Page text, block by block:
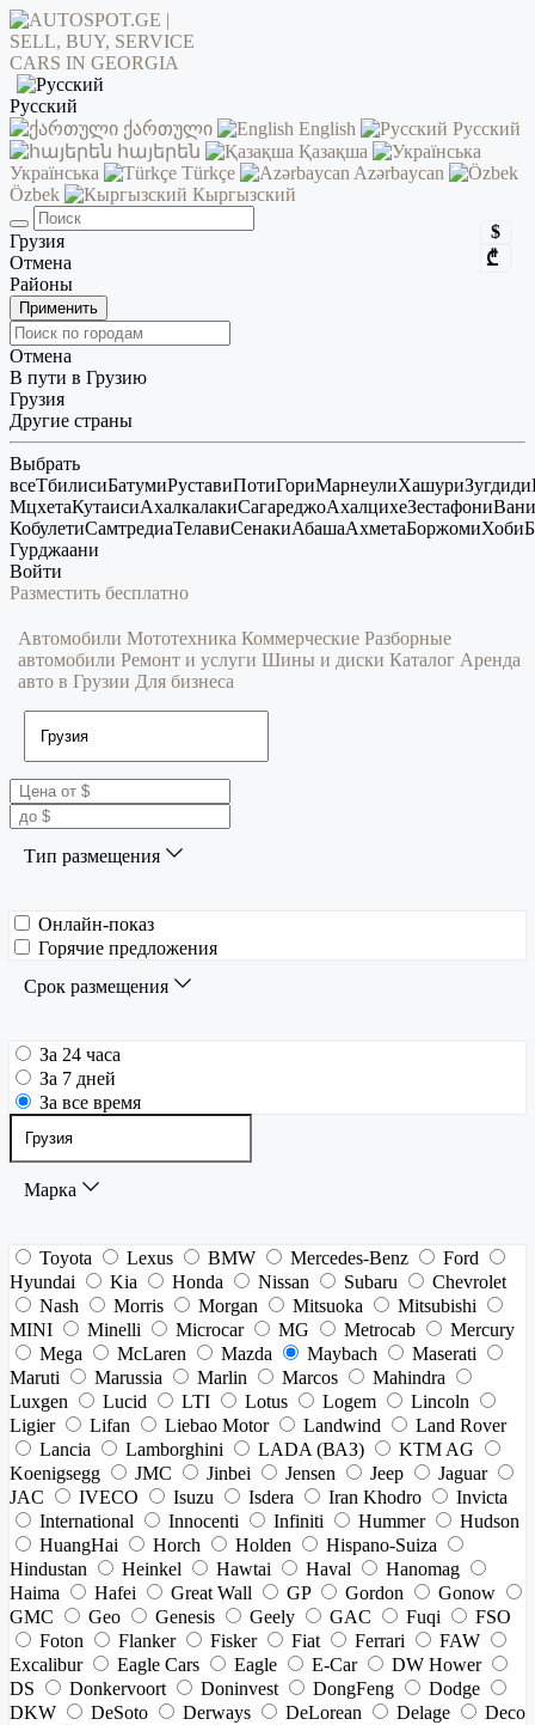
Русский
ქართული
English
Русский
հայերեն
Қазақша
Українська
Türkçe
Azərbaycan
Özbek
Кыргызский
$
₾
Грузия
Отмена
Районы
Применить
Отмена
В пути в Грузию
Грузия
Другие страны
Выбрать
всеТбилисиБатумиРуставиПотиГориМарнеулиХашуриЗугдиди
МцхетаКутаисиАхалкалакиСагареджоАхалцихеЗестафониВани
КобулетиСамтредиаТелавиСенакиАбашаАхметаБоржомиХоби
Гурджаани
Войти
Разместить бесплатно
Автомобили Мототехника Коммерческие Разборные
автомобили Ремонт и услуги Шины и диски Каталог Аренда
авто в Грузии Для бизнеса
Тип размещения
Онлайн-показ
Горячие предложения
Срок размещения
За 24 часа
За 7 дней
За все время
Марка
Toyota Lexus BMW Mercedes-Benz
Ford
Hyundai
Kia Honda Nissan Subaru
Chevrolet
Nash
Morris Morgan Mitsuoka
Mitsubishi
MINI
Minelli Microcar MG Metrocab
Mercury
Mega
McLaren Mazda Maybach
Maserati
Maruti
Marussia Marlin Marcos
Mahindra
Luxgen
Lucid LTI Lotus Logem
Lincoln
Ligier
Lifan Liebao Motor Landwind
Land Rover
Lancia
Lamborghini LADA (ВАЗ)
KTM AG
Koenigsegg
JMC Jinbei Jensen Jeep
Jaguar
JAC
IVECO Isuzu Isdera Iran Khodro
Invicta
International
Innocenti Infiniti Hummer
Hudson
HuangHai
Horch Holden
Hispano-Suiza
Hindustan
Heinkel Hawtai Haval
Hanomag
Haima
Hafei Great Wall GP Gordon
Gonow
GMC
Geo Genesis Geely GAC Fuqi
FSO
Foton
Flanker Fisker Fiat Ferrari
FAW
Excalibur
Eagle Cars Eagle E-Car
DW Hower
DS
Donkervoort Doninvest DongFeng
Dodge
DKW
DeSoto Derways DeLorean Delage
Deco